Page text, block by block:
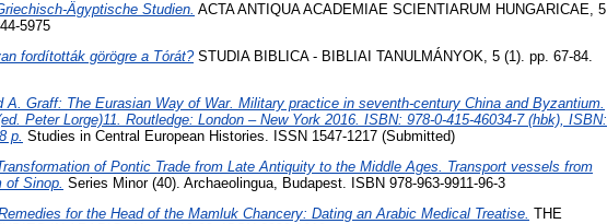
Ägyptische Studien. ACTA ANTIQUA ACADEMIAE SCIENTIARUM HUNGARICAE, 5
5975
fordították görögre a Tórát?STUDIA BIBLICA - BIBLIAI TANULMÁNYOK, 5 (1). pp. 67-84.
A. Graff: The Eurasian Way of War. Military practice in seventh-century China and Byzantium.
Peter Lorge)11. Routledge: London – New York 2016. ISBN: 978-0-415-46034-7 (hbk), ISBN:
p. Studies in Central European Histories. ISSN 1547-1217 (Submitted)
of Pontic Trade from Late Antiquity to the Middle Ages. Transport vessels from
Sinop. Series Minor (40). Archaeolingua, Budapest. ISBN 978-963-9911-96-3
for the Head of the Mamluk Chancery: Dating an Arabic Medical Treatise. THE